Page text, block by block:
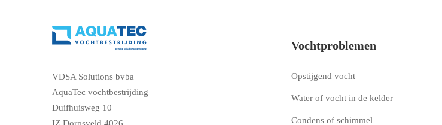
VDSA Solutions bvba
AquaTec vochtbestrijding
Duifhuisweg 10
Vochtproblemen
Opstijgend vocht
Water of vocht in de kelder
Condens of schimmel